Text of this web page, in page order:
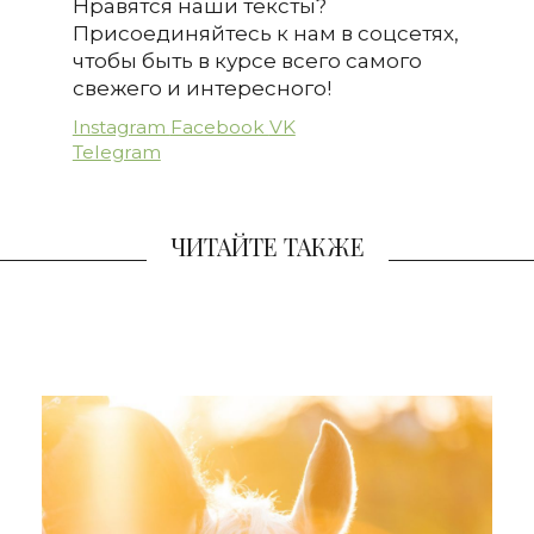
Нравятся наши тексты?
Присоединяйтесь к нам в соцсетях,
чтобы быть в курсе всего самого
свежего и интересного!
Instagram Facebook VK
Telegram
ЧИТАЙТЕ ТАКЖЕ